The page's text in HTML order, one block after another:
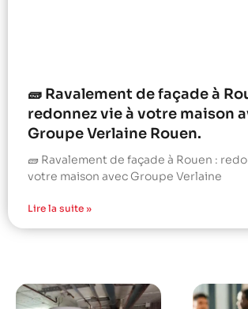
🧱 Ravalement de façade à
redonnez vie à votre maison
Groupe Verlaine Rouen.
🧱 Ravalement de façade à Rouen :
votre maison avec Groupe Verlaine
Lire la suite »